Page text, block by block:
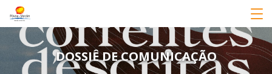
DOSSIÊ DE COMUNICAÇÃO